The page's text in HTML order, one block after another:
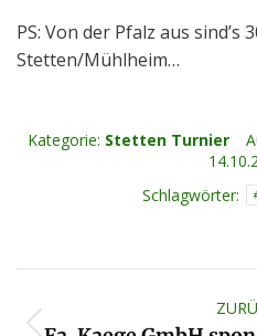
PS: Von der Pfalz aus sind’s
Stetten/Mühlheim…
Kategorie: Stetten Turnier
Schlagwörter: